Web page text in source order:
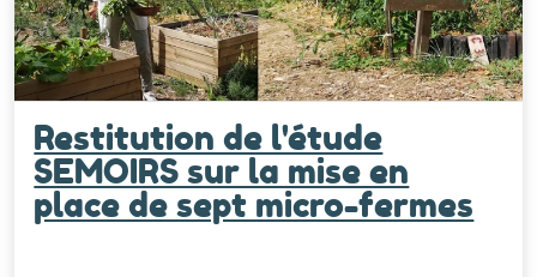
Restitution de l'étude
SEMOIRS sur la mise en
place de sept micro-fermes